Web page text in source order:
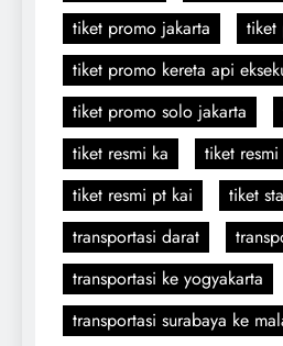
tiket promo jakarta
tiket
tiket promo kereta api
tiket promo solo jakarta
tiket resmi ka
tiket
tiket resmi pt kai
tiket
transportasi darat
transportasi ke yogyakarta
transportasi surabaya ke